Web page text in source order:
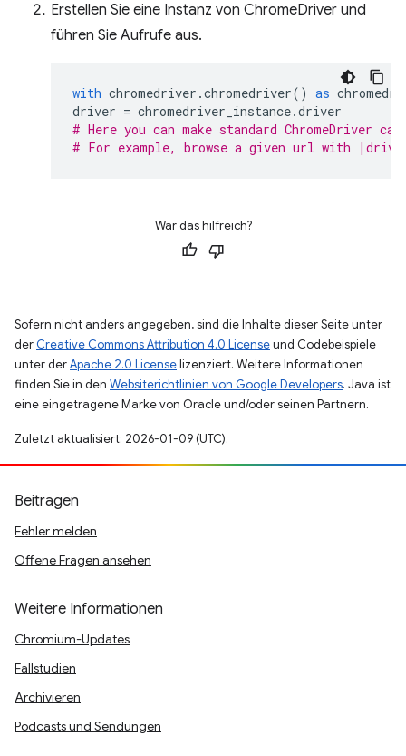
Erstellen Sie eine Instanz von ChromeDriver und
führen Sie Aufrufe aus.
with chromedriver .chromedriver() as
driver = chromedriver_instance.driver
# Here you can make standard ChromeDriver
# For example, browse a given url with
War das hilfreich?
Sofern nicht anders angegeben, sind die Inhalte dieser Seite unter
der Creative Commons Attribution 4.0 Licenseund Codebeispiele
unter derApache 2.0 Licenselizenziert. Weitere Informationen
finden Sie in den Websiterichtlinien von Google Developers. Java ist
eine eingetragene Marke von Oracle und/oder seinen Partnern.
Zuletzt aktualisiert: 2026-01-09 (UTC).
Beitragen
Fehler melden
Offene Fragen ansehen
Weitere Informationen
Chromium-Updates
Fallstudien
Archivieren
Podcasts und Sendungen